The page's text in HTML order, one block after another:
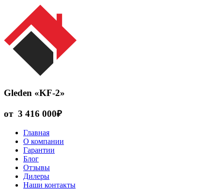
Gleden «KF-2»
от 3 416 000₽
Главная
О компании
Гарантии
Блог
Отзывы
Дилеры
Наши контакты